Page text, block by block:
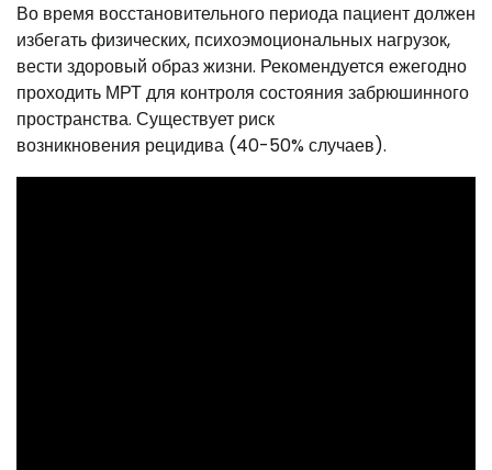
Во время восстановительного периода пациент должен
избегать физических, психоэмоциональных нагрузок,
вести здоровый образ жизни. Рекомендуется ежегодно
проходить МРТ для контроля состояния забрюшинного
пространства. Существует риск
возникновения рецидива (40-50% случаев).